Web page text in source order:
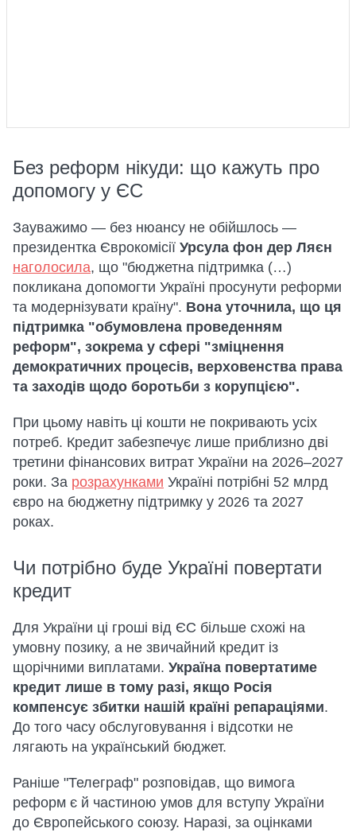
Без реформ нікуди: що кажуть про
допомогу у ЄС
Зауважимо — без нюансу не обійшлось —
президентка Єврокомісії Урсула фон дер Ляєн
наголосила, що "бюджетна підтримка (…)
покликана допомогти Україні просунути реформи
та модернізувати країну". Вона уточнила, що ця
підтримка "обумовлена проведенням
реформ", зокрема у сфері "зміцнення
демократичних процесів, верховенства права
та заходів щодо боротьби з корупцією".
При цьому навіть ці кошти не покривають усіх
потреб. Кредит забезпечує лише приблизно дві
третини фінансових витрат України на 2026–2027
роки. За розрахунками Україні потрібні 52 млрд
євро на бюджетну підтримку у 2026 та 2027
роках.
Чи потрібно буде Україні повертати
кредит
Для України ці гроші від ЄС більше схожі на
умовну позику, а не звичайний кредит із
щорічними виплатами. Україна повертатиме
кредит лише в тому разі, якщо Росія
компенсує збитки нашій країні репараціями.
До того часу обслуговування і відсотки не
лягають на український бюджет.
Раніше "Телеграф" розповідав, що вимога
реформ є й частиною умов для вступу України
до Європейського союзу. Наразі, за оцінками